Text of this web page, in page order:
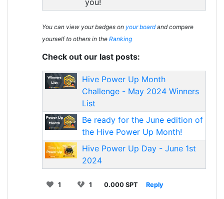
You can view your badges on your boardand compare
yourself to others in the Ranking
Check out our last posts:
Hive Power Up Month
Challenge - May 2024 Winners
List
Be ready for the June edition of
the Hive Power Up Month!
Hive Power Up Day - June 1st
2024
1 1 0.000 SPT Reply